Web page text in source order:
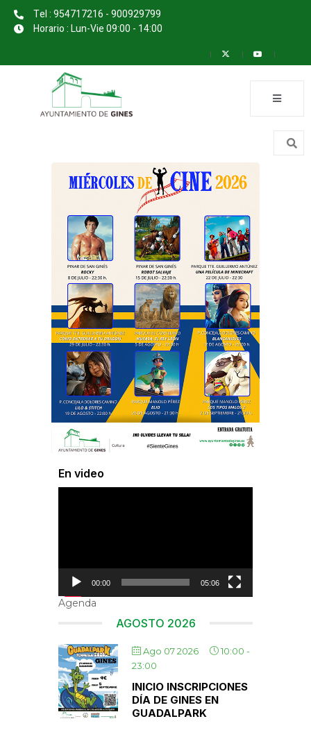
Tel : 954717216 - 900929799
Horario : Lun-Vie 09:00 - 14:00
En video
00:00 05:06
Agenda
AGOSTO 2026
Ago 07 2026 10:00 -
23:00
INICIO INSCRIPCIONES
DÍA DE GINES EN
GUADALPARK